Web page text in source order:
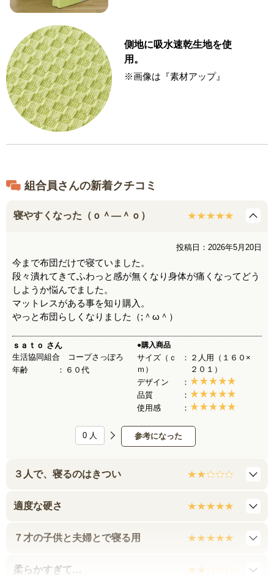
側地に吸水速乾生地を使
用。
※画像は『素材アップ』
組合員さんの新着クチコミ
寝やすくなった（ｏ＾―＾ｏ）
投稿日：2026年5月20日
今まで布団だけで寝ていました。
段々潰れてきてふわっと感が無くなり身体が痛くなってどう
しようか悩んでました。
マットレスがある事を知り購入。
やっと布団らしくなりました（;＾ω＾）
ｓａｔｏ さん
生活協同組合 コープさっぽろ
年齢
６０代
●購入商品
サイズ（ｃ
ｍ）
２人用（１６０×
２０１）
デザイン
品質
使用感
参考になった
0 人
３人で、寝るのはきつい
適度な硬さ
７才の子供と夫婦とで寝る用
柔らかすぎて…